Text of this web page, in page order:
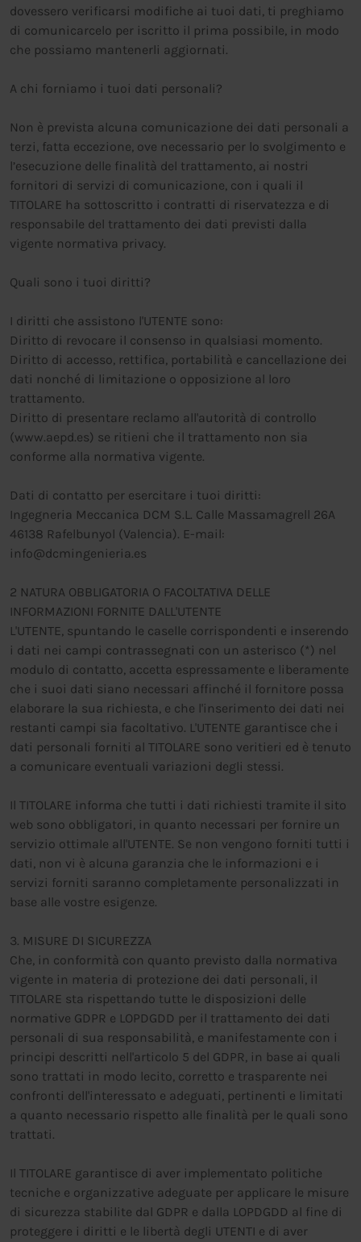
dovessero verificarsi modifiche ai tuoi dati, ti preghiamo
di comunicarcelo per iscritto il prima possibile, in modo
che possiamo mantenerli aggiornati.
A chi forniamo i tuoi dati personali?
Non è prevista alcuna comunicazione dei dati personali a
terzi, fatta eccezione, ove necessario per lo svolgimento e
l’esecuzione delle finalità del trattamento, ai nostri
fornitori di servizi di comunicazione, con i quali il
TITOLARE ha sottoscritto i contratti di riservatezza e di
responsabile del trattamento dei dati previsti dalla
vigente normativa privacy.
Quali sono i tuoi diritti?
I diritti che assistono l'UTENTE sono:
Diritto di revocare il consenso in qualsiasi momento.
Diritto di accesso, rettifica, portabilità e cancellazione dei
dati nonché di limitazione o opposizione al loro
trattamento.
Diritto di presentare reclamo all'autorità di controllo
(www.aepd.es) se ritieni che il trattamento non sia
conforme alla normativa vigente.
Dati di contatto per esercitare i tuoi diritti:
Ingegneria Meccanica DCM S.L. Calle Massamagrell 26A
46138 Rafelbunyol (Valencia). E-mail:
info@dcmingenieria.es
2 NATURA OBBLIGATORIA O FACOLTATIVA DELLE
INFORMAZIONI FORNITE DALL'UTENTE
L'UTENTE, spuntando le caselle corrispondenti e inserendo
i dati nei campi contrassegnati con un asterisco (*) nel
modulo di contatto, accetta espressamente e liberamente
che i suoi dati siano necessari affinché il fornitore possa
elaborare la sua richiesta, e che l'inserimento dei dati nei
restanti campi sia facoltativo. L'UTENTE garantisce che i
dati personali forniti al TITOLARE sono veritieri ed è tenuto
a comunicare eventuali variazioni degli stessi.
Il TITOLARE informa che tutti i dati richiesti tramite il sito
web sono obbligatori, in quanto necessari per fornire un
servizio ottimale all'UTENTE. Se non vengono forniti tutti i
dati, non vi è alcuna garanzia che le informazioni e i
servizi forniti saranno completamente personalizzati in
base alle vostre esigenze.
3. MISURE DI SICUREZZA
Che, in conformità con quanto previsto dalla normativa
vigente in materia di protezione dei dati personali, il
TITOLARE sta rispettando tutte le disposizioni delle
normative GDPR e LOPDGDD per il trattamento dei dati
personali di sua responsabilità, e manifestamente con i
principi descritti nell'articolo 5 del GDPR, in base ai quali
sono trattati in modo lecito, corretto e trasparente nei
confronti dell'interessato e adeguati, pertinenti e limitati
a quanto necessario rispetto alle finalità per le quali sono
trattati.
Il TITOLARE garantisce di aver implementato politiche
tecniche e organizzative adeguate per applicare le misure
di sicurezza stabilite dal GDPR e dalla LOPDGDD al fine di
proteggere i diritti e le libertà degli UTENTI e di aver